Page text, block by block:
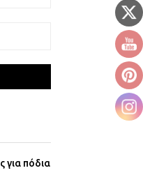
για πόδια